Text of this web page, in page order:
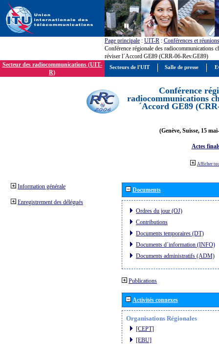
Page principale : UIT-R : Conférences et réunions
Conférence régionale des radiocommunications
réviser l´Accord GE89 (CRR-06-Rev.GE89)
Secteur des radiocommunications (UIT-
R)
Conférence
radiocommunications
´Accord GE89
(Genève, Suisse, 15
Actes
Afficher
Information générale
Enregistrement des délégués
Documents
Ordres du jour (OJ)
Contributions
Documents temporaires (DT)
Documents d´information (INFO)
Documents administratifs (ADM)
Publications
Activités connexes
Organisations Régionales
[CEPT]
[EBU]
Secteurs de l'UIT Salle de presse